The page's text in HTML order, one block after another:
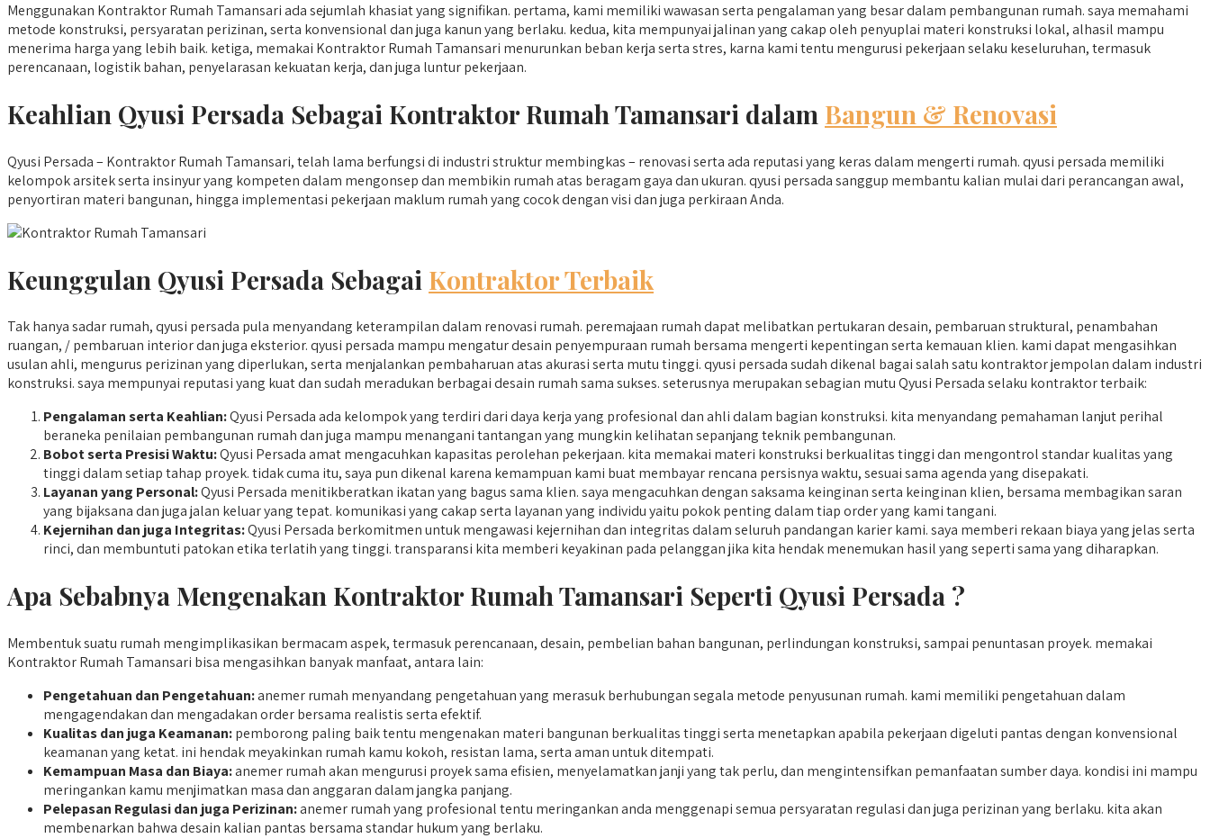
Menggunakan Kontraktor Rumah Tamansari ada sejumlah khasiat yang signifikan. pertama, kami memiliki wawasan serta pengalaman yang besar dalam pembangunan rumah. saya memahami
metode konstruksi, persyaratan perizinan, serta konvensional dan juga kanun yang berlaku. kedua, kita mempunyai jalinan yang cakap oleh penyuplai materi konstruksi lokal, alhasil mampu
menerima harga yang lebih baik. ketiga, memakai Kontraktor Rumah Tamansari menurunkan beban kerja serta stres, karna kami tentu mengurusi pekerjaan selaku keseluruhan, termasuk
perencanaan, logistik bahan, penyelarasan kekuatan kerja, dan juga luntur pekerjaan.
Keahlian Qyusi Persada Sebagai Kontraktor Rumah Tamansari dalam Bangun & Renovasi
Qyusi Persada – Kontraktor Rumah Tamansari, telah lama berfungsi di industri struktur membingkas – renovasi serta ada reputasi yang keras dalam mengerti rumah. qyusi persada memiliki
kelompok arsitek serta insinyur yang kompeten dalam mengonsep dan membikin rumah atas beragam gaya dan ukuran. qyusi persada sanggup membantu kalian mulai dari perancangan awal,
penyortiran materi bangunan, hingga implementasi pekerjaan maklum rumah yang cocok dengan visi dan juga perkiraan Anda.
Keunggulan Qyusi Persada Sebagai Kontraktor Terbaik
Tak hanya sadar rumah, qyusi persada pula menyandang keterampilan dalam renovasi rumah. peremajaan rumah dapat melibatkan pertukaran desain, pembaruan struktural, penambahan
ruangan, / pembaruan interior dan juga eksterior. qyusi persada mampu mengatur desain penyempuraan rumah bersama mengerti kepentingan serta kemauan klien. kami dapat mengasihkan
usulan ahli, mengurus perizinan yang diperlukan, serta menjalankan pembaharuan atas akurasi serta mutu tinggi. qyusi persada sudah dikenal bagai salah satu kontraktor jempolan dalam industri
konstruksi. saya mempunyai reputasi yang kuat dan sudah meradukan berbagai desain rumah sama sukses. seterusnya merupakan sebagian mutu Qyusi Persada selaku kontraktor terbaik:
Pengalaman serta Keahlian:Qyusi Persada ada kelompok yang terdiri dari daya kerja yang profesional dan ahli dalam bagian konstruksi. kita menyandang pemahaman lanjut perihal
beraneka penilaian pembangunan rumah dan juga mampu menangani tantangan yang mungkin kelihatan sepanjang teknik pembangunan.
Bobot serta Presisi Waktu:Qyusi Persada amat mengacuhkan kapasitas perolehan pekerjaan. kita memakai materi konstruksi berkualitas tinggi dan mengontrol standar kualitas yang
tinggi dalam setiap tahap proyek. tidak cuma itu, saya pun dikenal karena kemampuan kami buat membayar rencana persisnya waktu, sesuai sama agenda yang disepakati.
Layanan yang Personal:Qyusi Persada menitikberatkan ikatan yang bagus sama klien. saya mengacuhkan dengan saksama keinginan serta keinginan klien, bersama membagikan saran
yang bijaksana dan juga jalan keluar yang tepat. komunikasi yang cakap serta layanan yang individu yaitu pokok penting dalam tiap order yang kami tangani.
Kejernihan dan juga Integritas:Qyusi Persada berkomitmen untuk mengawasi kejernihan dan integritas dalam seluruh pandangan karier kami. saya memberi rekaan biaya yang jelas serta
rinci, dan membuntuti patokan etika terlatih yang tinggi. transparansi kita memberi keyakinan pada pelanggan jika kita hendak menemukan hasil yang seperti sama yang diharapkan.
Apa Sebabnya Mengenakan Kontraktor Rumah Tamansari Seperti Qyusi Persada ?
Membentuk suatu rumah mengimplikasikan bermacam aspek, termasuk perencanaan, desain, pembelian bahan bangunan, perlindungan konstruksi, sampai penuntasan proyek. memakai
Kontraktor Rumah Tamansari bisa mengasihkan banyak manfaat, antara lain:
Pengetahuan dan Pengetahuan:anemer rumah menyandang pengetahuan yang merasuk berhubungan segala metode penyusunan rumah. kami memiliki pengetahuan dalam
mengagendakan dan mengadakan order bersama realistis serta efektif.
Kualitas dan juga Keamanan:pemborong paling baik tentu mengenakan materi bangunan berkualitas tinggi serta menetapkan apabila pekerjaan digeluti pantas dengan konvensional
keamanan yang ketat. ini hendak meyakinkan rumah kamu kokoh, resistan lama, serta aman untuk ditempati.
Kemampuan Masa dan Biaya:anemer rumah akan mengurusi proyek sama efisien, menyelamatkan janji yang tak perlu, dan mengintensifkan pemanfaatan sumber daya. kondisi ini mampu
meringankan kamu menjimatkan masa dan anggaran dalam jangka panjang.
Pelepasan Regulasi dan juga Perizinan:anemer rumah yang profesional tentu meringankan anda menggenapi semua persyaratan regulasi dan juga perizinan yang berlaku. kita akan
membenarkan bahwa desain kalian pantas bersama standar hukum yang berlaku.